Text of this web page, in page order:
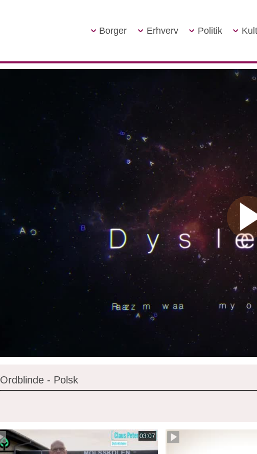
Borger Erhverv Politik
Ordblinde - Polsk
03:07